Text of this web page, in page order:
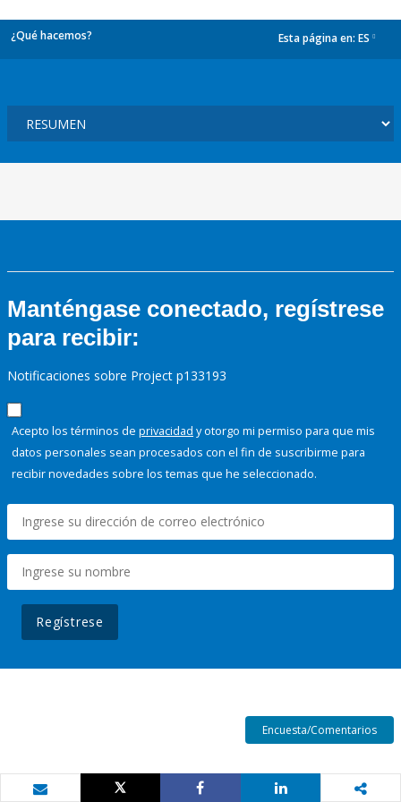
¿Qué hacemos? Esta página en: ES
Manténgase conectado, regístrese
para recibir:
Notificaciones sobre Project p133193
Acepto los términos de privacidad y otorgo mi permiso para que mis
datos personales sean procesados con el fin de suscribirme para
recibir novedades sobre los temas que he seleccionado.
Regístrese
Encuesta/Comentarios